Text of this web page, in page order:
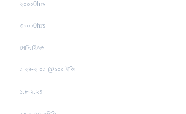
২০০০0hrs
৩০০০0hrs
মোটরাইজড
১.২৪-২.০১ @১০০ ইঞ্চি
১.৮-২.২৪